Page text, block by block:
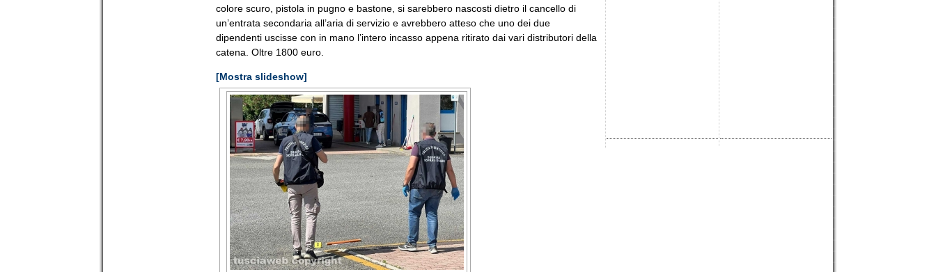
colore scuro, pistola in pugno e bastone, si sarebbero nascosti dietro il cancello di
un’entrata secondaria all’aria di servizio e avrebbero atteso che uno dei due
dipendenti uscisse con in mano l’intero incasso appena ritirato dai vari distributori della
catena. Oltre 1800 euro.
[Mostra slideshow]